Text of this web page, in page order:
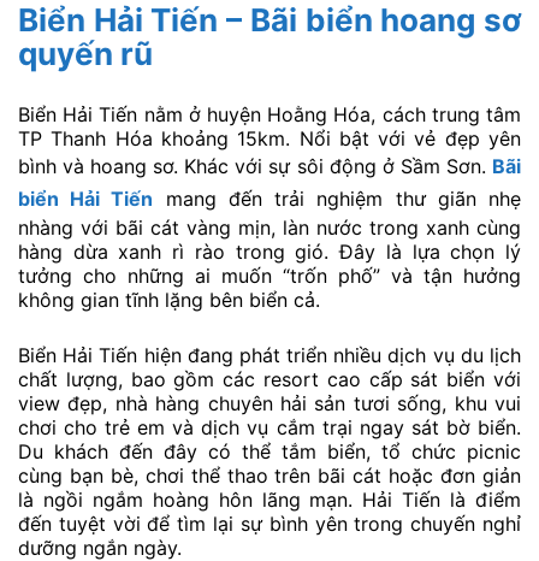
Biển Hải Tiến – Bãi biển hoang sơ
quyến rũ
Biển Hải Tiến nằm ở huyện Hoằng Hóa, cách trung tâm
TP Thanh Hóa khoảng 15km. Nổi bật với vẻ đẹp yên
bình và hoang sơ. Khác với sự sôi động ở Sầm Sơn. Bãi
biển Hải Tiến mang đến trải nghiệm thư giãn nhẹ
nhàng với bãi cát vàng mịn, làn nước trong xanh cùng
hàng dừa xanh rì rào trong gió. Đây là lựa chọn lý
tưởng cho những ai muốn “trốn phố” và tận hưởng
không gian tĩnh lặng bên biển cả.
Biển Hải Tiến hiện đang phát triển nhiều dịch vụ du lịch
chất lượng, bao gồm các resort cao cấp sát biển với
view đẹp, nhà hàng chuyên hải sản tươi sống, khu vui
chơi cho trẻ em và dịch vụ cắm trại ngay sát bờ biển.
Du khách đến đây có thể tắm biển, tổ chức picnic
cùng bạn bè, chơi thể thao trên bãi cát hoặc đơn giản
là ngồi ngắm hoàng hôn lãng mạn. Hải Tiến là điểm
đến tuyệt vời để tìm lại sự bình yên trong chuyến nghỉ
dưỡng ngắn ngày.